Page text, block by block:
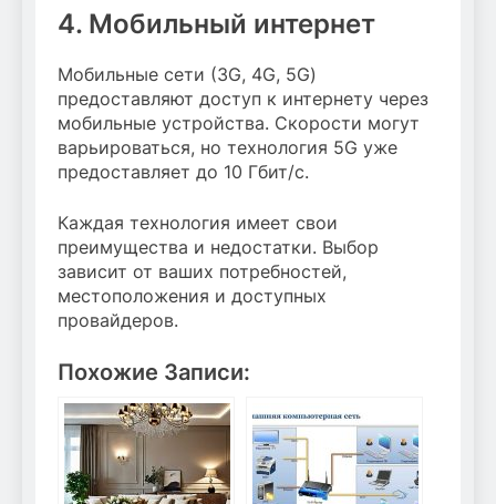
4. Мобильный интернет
Мобильные сети (3G, 4G, 5G)
предоставляют доступ к интернету через
мобильные устройства. Скорости могут
варьироваться, но технология 5G уже
предоставляет до 10 Гбит/с.
Каждая технология имеет свои
преимущества и недостатки. Выбор
зависит от ваших потребностей,
местоположения и доступных
провайдеров.
Похожие Записи: